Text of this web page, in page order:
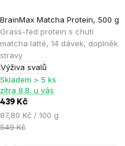
BrainMax Matcha Protein, 500 g
Grass-fed protein s chutí
matcha latté, 14 dávek, doplněk
stravy
Výživa svalů
hodnocení
produktu
je
5,0
z
5
hvězdiček.
Skladem > 5 ks
zítra 8.8. u vás
439 Kč
Měrná
cena:
87,80 Kč / 100 g
549 Kč